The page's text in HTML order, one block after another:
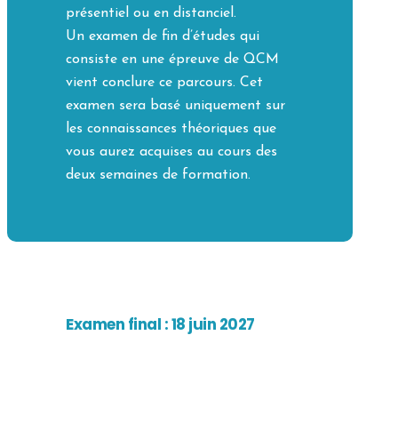
présentiel ou en distanciel.
Un examen de fin d’études qui
consiste en une épreuve de QCM
vient conclure ce parcours. Cet
examen sera basé uniquement sur
les connaissances théoriques que
vous aurez acquises au cours des
deux semaines de formation.
Examen final : 18 juin 2027